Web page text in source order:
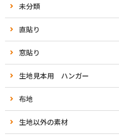
未分類
直貼り
窓貼り
生地見本用 ハンガー
布地
生地以外の素材